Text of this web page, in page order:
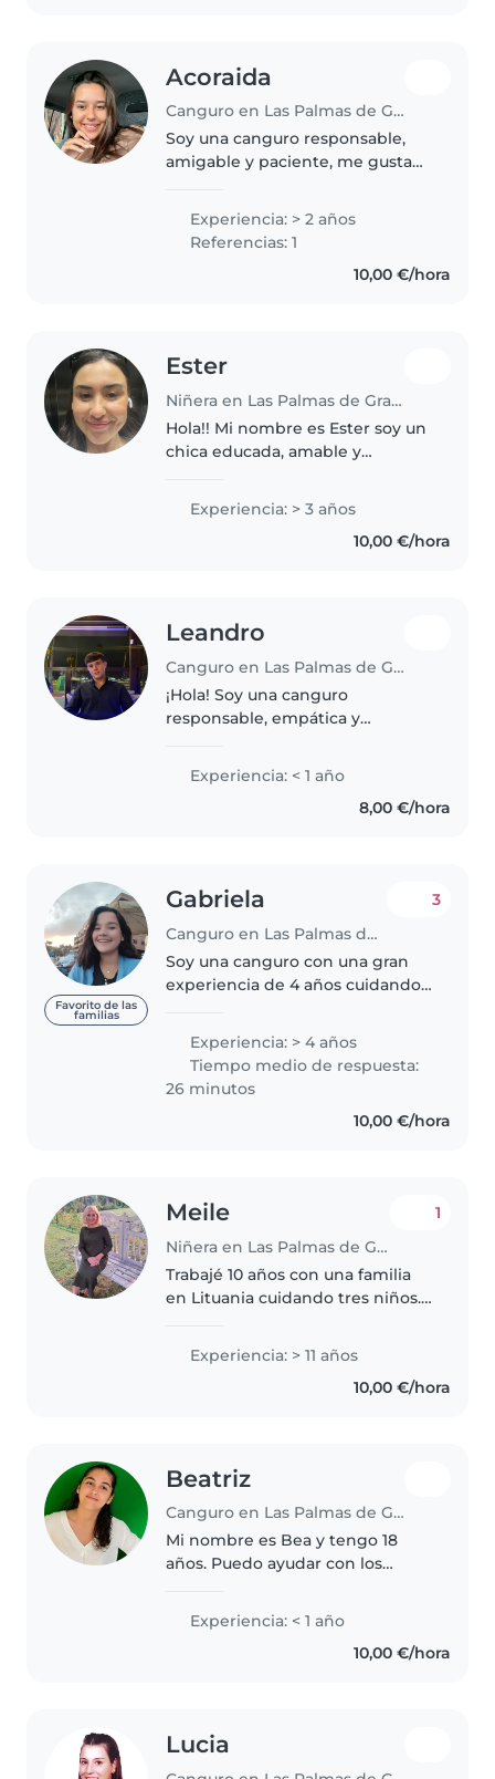
Acoraida
Canguro en Las Palmas de Gran Canaria
Soy una canguro responsable,
amigable y paciente, me gusta
física, cuento con 2 años de
experiencia cuidando niños
Experiencia: > 2 años
Referencias: 1
10,00 €/hora
Ester
Niñera en Las Palmas de Gran Canaria
Hola!! Mi nombre es Ester soy un
chica educada, amable y
niños y tengo tiempo para ellos.
Soy una chica responsable,
divertida, educada y cariñosa.
Experiencia: > 3 años
10,00 €/hora
Leandro
Canguro en Las Palmas de Gran Canaria
¡Hola! Soy una canguro
responsable, empática y
formal, estoy lista para cuidar a
tus hijos. Me encanta leer a los
niños, hacer manualidades y
Experiencia: < 1 año
8,00 €/hora
Favorito de las
familias
Gabriela
Canguro en Las Palmas de Gran Canaria
3
Soy una canguro con una gran
experiencia de 4 años cuidando
bebés hasta adolescentes. Tengo
habilidades especiales para
atender a niños con
necesidades..
Experiencia: > 4 años
Tiempo medio de respuesta:
26 minutos
10,00 €/hora
Meile
Niñera en Las Palmas de Gran Canaria
1
Trabajé 10 años con una familia
en Lituania cuidando tres niños.
los 7 años. También llevaba a los
Experiencia: > 11 años
10,00 €/hora
Beatriz
Canguro en Las Palmas de Gran Canaria
Mi nombre es Bea y tengo 18
años. Puedo ayudar con los
niñera y te gustaría saber más
sobre mi, ponte en contacto
conmigo, intento buscar un
Experiencia: < 1 año
10,00 €/hora
Lucia